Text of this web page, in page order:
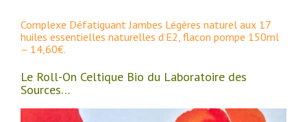
Complexe Défatiguant Jambes Légères naturel aux 17
huiles essentielles naturelles d’E2, flacon pompe 150ml
– 14,60€.
Le Roll-On Celtique Bio du Laboratoire des
Sources…